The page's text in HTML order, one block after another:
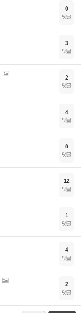
0
댓글
3
댓글
2
댓글
4
댓글
0
댓글
12
댓글
1
댓글
4
댓글
2
댓글